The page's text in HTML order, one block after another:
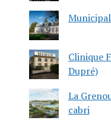
Clinique
Dupré)
La
cabri